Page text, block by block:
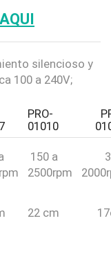
silencioso y
100 a 240V;
PRO-
01010
150 a
2500rpm
22 cm